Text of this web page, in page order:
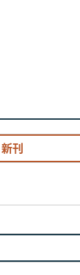
新刊